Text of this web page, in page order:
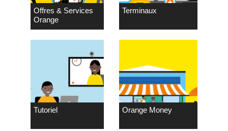
Offres & Services
Orange
Terminaux
Tutoriel Orange Money